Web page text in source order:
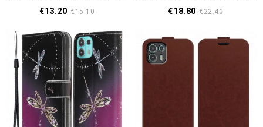
€13.20 €15.10 €18.80 €22.40